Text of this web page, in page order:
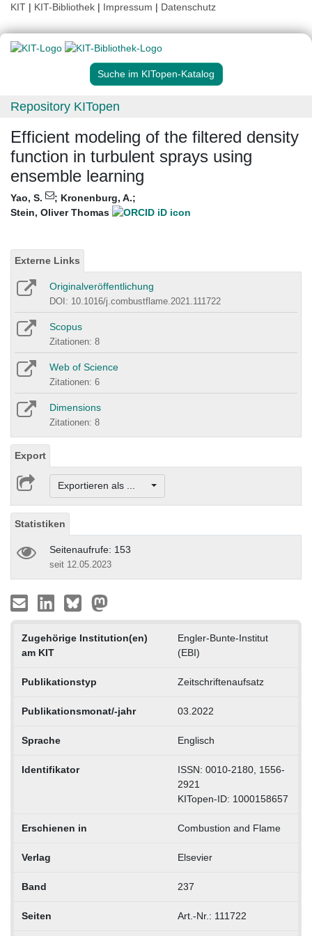
KIT | KIT-Bibliothek | Impressum | Datenschutz
Suche im KITopen-Katalog
Repository KITopen
Efficient modeling of the filtered density
function in turbulent sprays using
ensemble learning
Yao, S. ; Kronenburg, A.;
Stein, Oliver Thomas
Externe Links
Originalveröffentlichung
DOI: 10.1016/j.combustflame.2021.111722
Scopus
Zitationen: 8
Web of Science
Zitationen: 6
Dimensions
Zitationen: 8
Export
Exportieren als ...
Statistiken
Seitenaufrufe: 153
seit 12.05.2023
Zugehörige Institution(en)
am KIT
Engler-Bunte-Institut
(EBI)
Publikationstyp Zeitschriftenaufsatz
Publikationsmonat/-jahr 03.2022
Sprache Englisch
Identifikator
ISSN: 0010-2180, 1556-
2921
KITopen-ID: 1000158657
Erschienen in Combustion and Flame
Verlag Elsevier
Band 237
Seiten Art.-Nr.: 111722